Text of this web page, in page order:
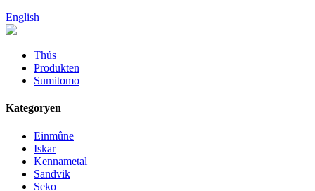
English
Thús
Produkten
Sumitomo
Kategoryen
Einmûne
Iskar
Kennametal
Sandvik
Seko